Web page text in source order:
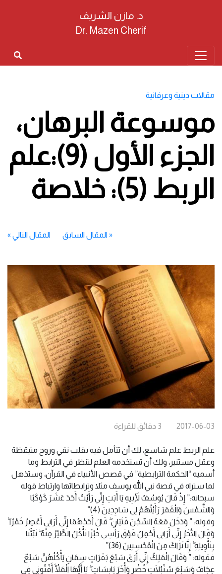
د. مازن الشريف
Dr. Mazen Cherif
مقالات دينية وعرفانية
موسوعة البرهان،
الجزء الأول (9):علم
الربط (5): خلاصة
«المقال السابق المقال التالي »
2017-06-03
3 دقائق للقراءة
علم الربط علم شاسع، لك أن تتأمل فيه بقلب نقي وروح متيقظة
وعقل مستنير، ولك أن تستخدمه العلم لتنظر في الترابط وما
أسميه “الحكمة الترابطية” في قصص الأنبياء في القرآن، وستذهل
لما ستراه في قصة نبي الله يوسف مثلا وترابطاتها وارتباط قوله
سبحانه:” إِذْ قَالَ يُوسُفُ لِأَبِيهِ يَا أَبَتِ إِنِّي رَأَيْتُ أَحَدَ عَشَرَ كَوْكَبًا
وَالشَّمْسَ وَالْقَمَرَ رَأَيْتُهُمْ لِي سَاجِدِينَ (4)”
وقوله: ” وَدَخَلَ مَعَهُ السِّجْنَ فَتَيَانِ ۖ قَالَ أَحَدُهُمَا إِنِّي أَرَانِي أَعْصِرُ خَمْرًا ۖ
وَقَالَ الْآخَرُ إِنِّي أَرَانِي أَحْمِلُ فَوْقَ رَأْسِي خُبْزًا تَأْكُلُ الطَّيْرُ مِنْهُ ۖ نَبِّئْنَا
بِتَأْوِيلِهِ ۖ إِنَّا نَرَاكَ مِنَ الْمُحْسِنِينَ (36)”
فقوله: ” وَقَالَ الْمَلِكُ إِنِّي أَرَىٰ سَبْعَ بَقَرَاتٍ سِمَانٍ يَأْكُلُهُنَّ سَبْعٌ
عِجَافٌ وَسَبْعَ سُنْبُلَاتٍ خُضْرٍ وَأُخَرَ يَابِسَاتٍ ۖ يَا أَيُّهَا الْمَلَأُ أَفْتُونِي فِي